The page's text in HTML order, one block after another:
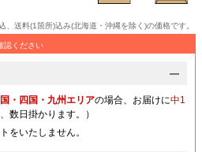
、送料(1箇所)込み(北海道・沖縄を除く)の価格です。
認ください
・四国・九州エリアの場合、お届けに中1
数日掛かります。）
をいたしません。